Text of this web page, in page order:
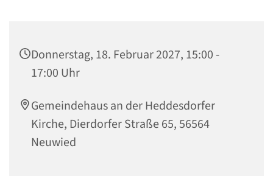
Donnerstag, 18. Februar 2027, 15:00 -
17:00 Uhr
Gemeindehaus an der Heddesdorfer
Kirche, Dierdorfer Straße 65, 56564
Neuwied